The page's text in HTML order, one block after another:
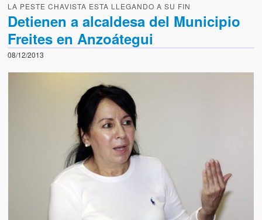
LA PESTE CHAVISTA ESTA LLEGANDO A SU FIN
Detienen a alcaldesa del Municipio
Freites en Anzoátegui
08/12/2013